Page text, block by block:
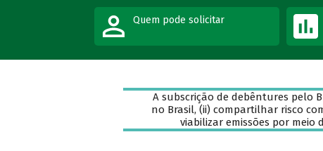
Quem pode solicitar
A subscrição de debêntures pelo
no Brasil, (ii) compartilhar risco
viabilizar emissões por meio